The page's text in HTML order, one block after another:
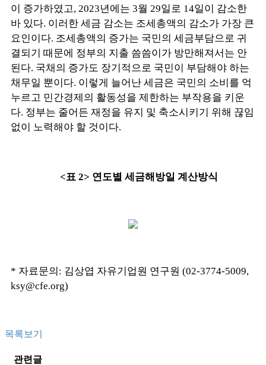
이 증가하였고, 2023년에는 3월 29일로 14일이 감소한
바 있다. 이러한 세금 감소는 조세총액의 감소가 가장 큰
요인이다. 조세총액의 증가는 국민의 세금부담으로 귀
결되기 때문에 정부의 지출 씀씀이가 방만해져서는 안
된다. 국채의 증가도 장기적으로 국민이 부담해야 하는
채무일 뿐이다. 이렇게 늘어난 세금은 국민의 소비를 억
누르고 민간경제의 활동성을 제한하는 부작용을 키운
다. 정부는 줄어든 재정을 유지 및 축소시키기 위해 끊임
없이 노력해야 할 것이다.
<표 2> 연도별 세금해방일 계산방식
* 자료문의: 김상엽 자유기업원 연구원 (02-3774-5009,
ksy@cfe.org)
목록보기
관련글